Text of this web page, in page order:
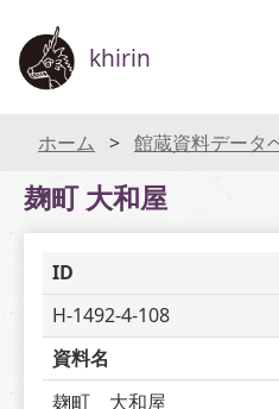
khirin
ホーム 館蔵資料データ
麹町 大和屋
ID
H-1492-4-108
資料名
麹町　大和屋